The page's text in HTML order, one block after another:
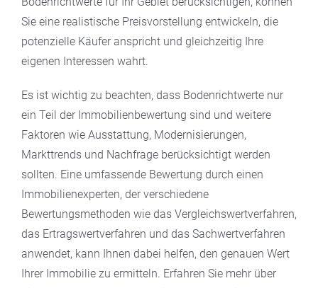
Sie eine realistische Preisvorstellung entwickeln, die
potenzielle Käufer anspricht und gleichzeitig Ihre
eigenen Interessen wahrt.
Es ist wichtig zu beachten, dass Bodenrichtwerte nur
ein Teil der Immobilienbewertung sind und weitere
Faktoren wie Ausstattung, Modernisierungen,
Markttrends und Nachfrage berücksichtigt werden
sollten. Eine umfassende Bewertung durch einen
Immobilienexperten, der verschiedene
Bewertungsmethoden wie das Vergleichswertverfahren,
das Ertragswertverfahren und das Sachwertverfahren
anwendet, kann Ihnen dabei helfen, den genauen Wert
Ihrer Immobilie zu ermitteln. Erfahren Sie mehr über